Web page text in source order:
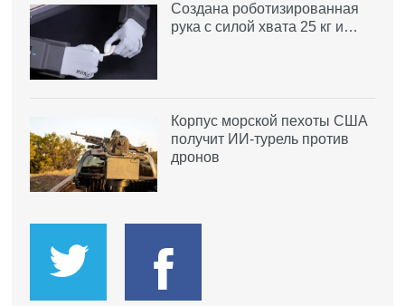
Создана роботизированная
рука с силой хвата 25 кг и…
Корпус морской пехоты США
получит ИИ-турель против
дронов